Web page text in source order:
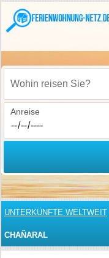
Wohin reisen Sie?
Anreise
UNTERKÜNFTE WELTWEIT
CHAÑARAL